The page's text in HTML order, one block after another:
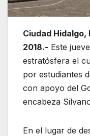
Ciudad
2018.- Este
estratósfera el
por estudiantes
con apoyo del
encabeza
En el lugar de